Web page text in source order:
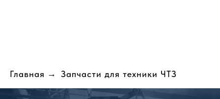
Главная → Запчасти для техники ЧТЗ